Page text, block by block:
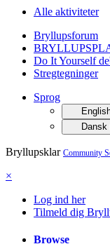
Alle aktiviteter
Bryllupsforum
Do It Yourself
Stregtegninger
Sprog
Dansk
Bryllupsklar Community
×
Log ind her
Tilmeld dig
Browse